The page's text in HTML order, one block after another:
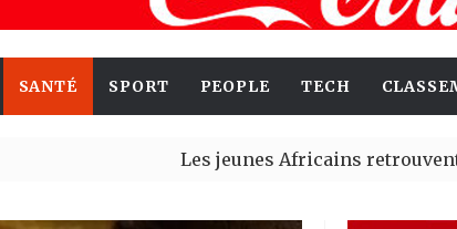
SANTÉ SPORT PEOPLE TECH
Les jeunes Africains retrouvent